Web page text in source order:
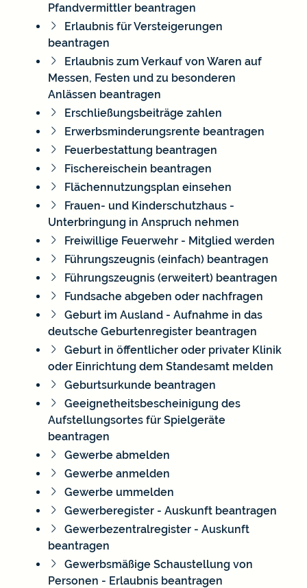
Pfandvermittler beantragen
Erlaubnis für Versteigerungen
beantragen
Erlaubnis zum Verkauf von Waren auf
Messen, Festen und zu besonderen
Anlässen beantragen
Erschließungsbeiträge zahlen
Erwerbsminderungsrente beantragen
Feuerbestattung beantragen
Fischereischein beantragen
Flächennutzungsplan einsehen
Frauen- und Kinderschutzhaus -
Unterbringung in Anspruch nehmen
Freiwillige Feuerwehr - Mitglied werden
Führungszeugnis (einfach) beantragen
Führungszeugnis (erweitert) beantragen
Fundsache abgeben oder nachfragen
Geburt im Ausland - Aufnahme in das
deutsche Geburtenregister beantragen
Geburt in öffentlicher oder privater Klinik
oder Einrichtung dem Standesamt melden
Geburtsurkunde beantragen
Geeignetheitsbescheinigung des
Aufstellungsortes für Spielgeräte
beantragen
Gewerbe abmelden
Gewerbe anmelden
Gewerbe ummelden
Gewerberegister - Auskunft beantragen
Gewerbezentralregister - Auskunft
beantragen
Gewerbsmäßige Schaustellung von
Personen - Erlaubnis beantragen